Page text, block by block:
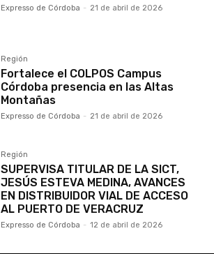
Expresso de Córdoba - 21 de abril de 2026
Región
Fortalece el COLPOS Campus
Córdoba presencia en las Altas
Montañas
Expresso de Córdoba - 21 de abril de 2026
Región
SUPERVISA TITULAR DE LA SICT,
JESÚS ESTEVA MEDINA, AVANCES
EN DISTRIBUIDOR VIAL DE ACCESO
AL PUERTO DE VERACRUZ
Expresso de Córdoba - 12 de abril de 2026